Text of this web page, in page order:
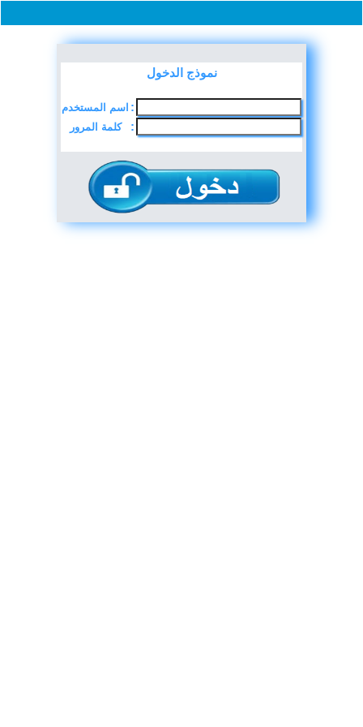
نموذج الدخول
اسم المستخدم :
كلمة المرور :